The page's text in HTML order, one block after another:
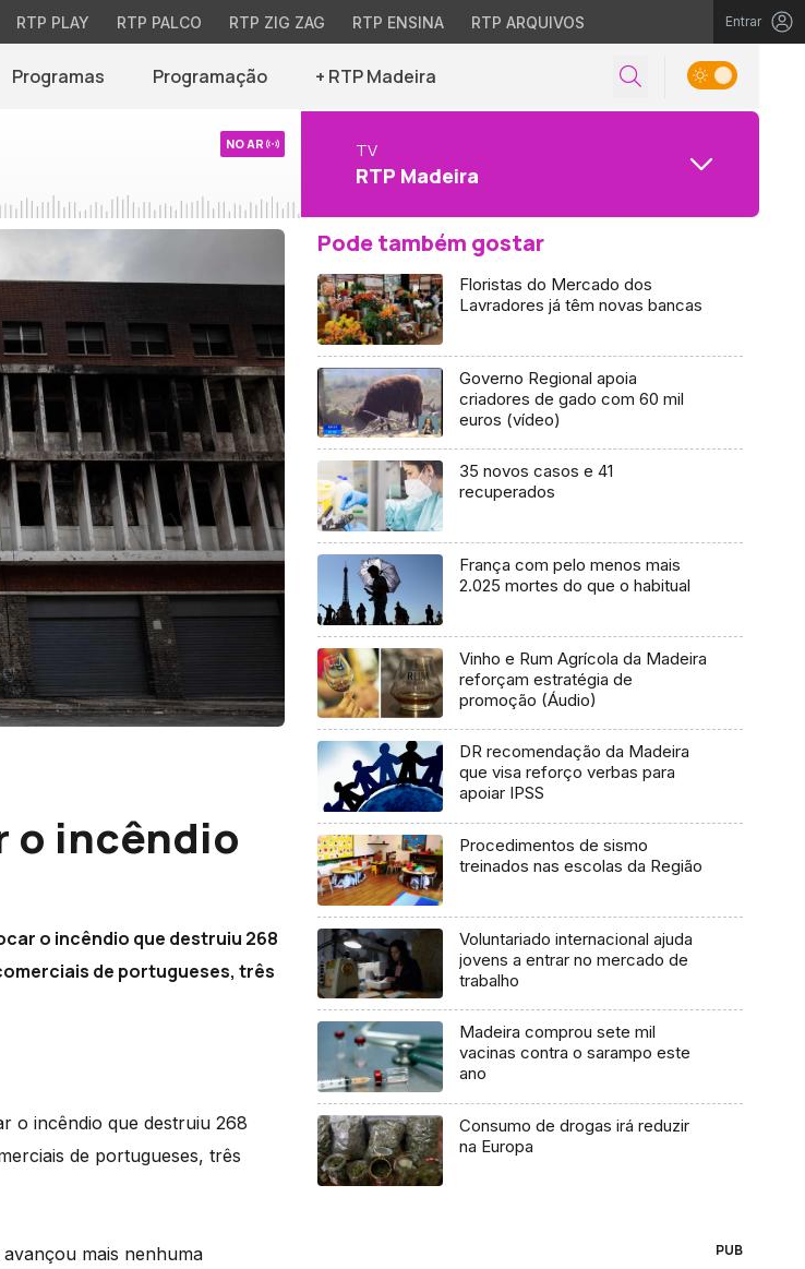
RTP PLAY RTP PALCO RTP ZIG ZAG RTP ENSINA RTP ARQUIVOS Entrar
Programas Programação + RTP Madeira
NO AR TV
RTP Madeira
o incêndio
o incêndio que destruiu 268
de portugueses, três
o incêndio que destruiu 268
de portugueses, três
mais nenhuma
Pode também gostar
Floristas do Mercado dos
Lavradores já têm novas bancas
Governo Regional apoia
criadores de gado com 60 mil
euros (vídeo)
35 novos casos e 41
recuperados
França com pelo menos mais
2.025 mortes do que o habitual
Vinho e Rum Agrícola da Madeira
reforçam estratégia de
promoção (Áudio)
DR recomendação da Madeira
que visa reforço verbas para
apoiar IPSS
Procedimentos de sismo
treinados nas escolas da Região
Voluntariado internacional ajuda
jovens a entrar no mercado de
trabalho
Madeira comprou sete mil
vacinas contra o sarampo este
ano
Consumo de drogas irá reduzir
na Europa
PUB